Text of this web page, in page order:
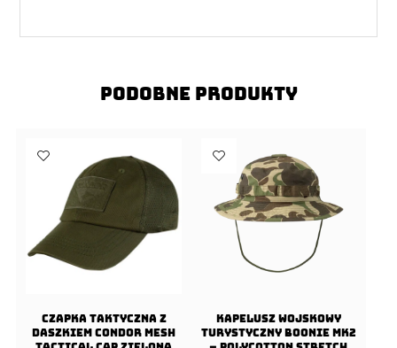
Podobne produkty
Czapka taktyczna z
daszkiem Condor Mesh
Kapelusz Wojskowy
Turystyczny Boonie Mk2